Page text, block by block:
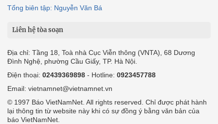
Tổng biên tập: Nguyễn Văn Bá
Liên hệ tòa soạn
Địa chỉ: Tầng 18, Toà nhà Cục Viễn thông (VNTA), 68 Dương
Đình Nghệ, phường Cầu Giấy, TP. Hà Nội.
Điện thoại: 02439369898 - Hotline: 0923457788
Email: vietnamnet@vietnamnet.vn
© 1997 Báo VietNamNet. All rights reserved. Chỉ được phát hành
lại thông tin từ website này khi có sự đồng ý bằng văn bản của
báo VietNamNet.